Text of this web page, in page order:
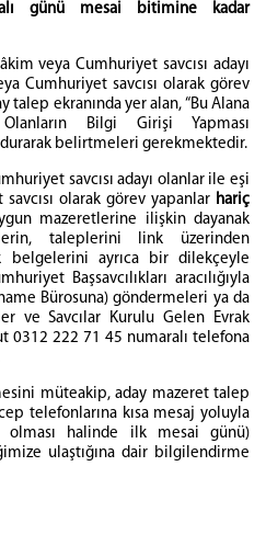
günü mesai bitimine kadar
veya Cumhuriyet savcısı adayı
Cumhuriyet savcısı olarak görev
talep ekranında yer alan, “Bu Alana
Bilgi Girişi Yapması
belirtmeleri gerekmektedir.
savcısı adayı olanlar ile eşi
olarak görev yapanlar hariç
mazeretlerine ilişkin dayanak
taleplerini link üzerinden
belgelerini ayrıca bir dilekçeyle
Başsavcılıkları aracılığıyla
Bürosuna) göndermeleri ya da
ve Savcılar Kurulu Gelen Evrak
0312 222 71 45 numaralı telefona
müteakip, aday mazeret talep
telefonlarına kısa mesaj yoluyla
halinde ilk mesai günü)
ulaştığına dair bilgilendirme